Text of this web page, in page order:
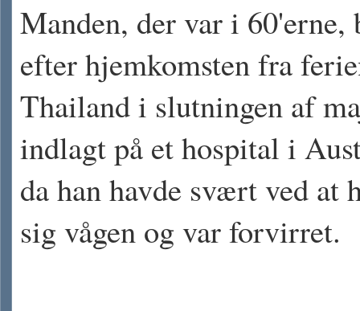
Manden, der var i 60'erne,
efter hjemkomsten fra
Thailand i slutningen af
indlagt på et hospital i
da han havde svært ved at
sig vågen og var forvirret.